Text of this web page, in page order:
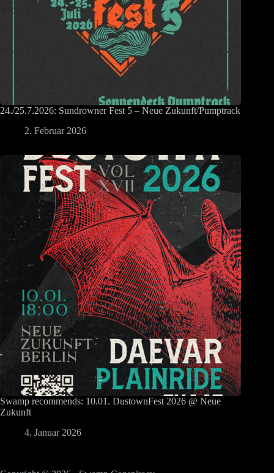
24./25.7.2026: Sundrowner Fest 5 – Neue Zukunft/Pumptrack
2. Februar 2026
Swamp recommends: 10.01. DustownFest 2026 @ Neue
Zukunft
4. Januar 2026